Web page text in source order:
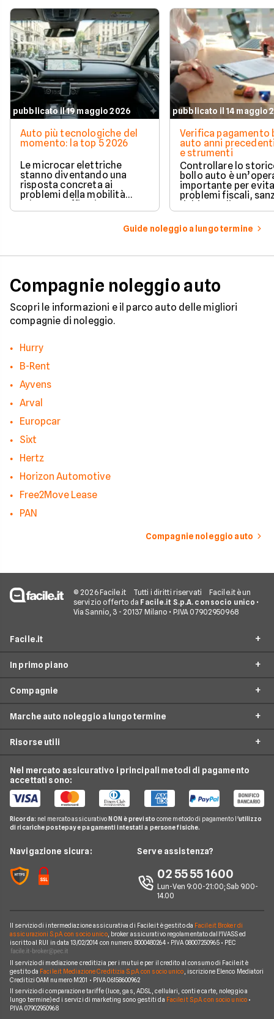
pubblicato il 19 maggio 2026
Auto più tecnologiche del
momento: la top 5 2026
Le microcar elettriche
stanno diventando una
risposta concreta ai
problemi della mobilità
urbana: traffico intenso,
parcheggi limitati e costi di
gestione sempre più alti.
pubblicato il 14 maggio
Verifica pagamento
auto anni
e strumenti
Controllare lo
bollo auto è
importante per
problemi fiscali,
richieste di
inattese.
Guide noleggio a lungo termine
Compagnie noleggio auto
Scopri le informazioni e il parco auto delle migliori
compagnie di noleggio.
Hurry
B-Rent
Ayvens
Arval
Europcar
Sixt
Hertz
Horizon Automotive
Free2Move Lease
PAN
Compagnie noleggio auto
© 2026 Facile.it Tutti i diritti riservati
Facile.it è un
servizio offerto da Facile.it S.p.A. con socio unico •
Via Sannio, 3 - 20137 Milano • P.IVA 07902950968
Facile.it
Assicurazioni
Prestiti
Mutui
Conti e Carte
Telefonia Mobile
Pay TV
Noleggio Lungo Termine
News
Chi siamo
Perché scegliere Facile.it
Mappa del sito
In primo piano
Noleggio lungo termine
City Car Noleggio lungo termine
Noleggio SUV
Noleggio monovolume
Compagnie
Arval
Leasys
LeasePlan
B-rent
Athlon
Program
Horizon Automotive
Marche auto noleggio a lungo termine
BMW
Citroen
Fiat
Ford
Mercedes
Nissan
Peugeot
Volkswagen
Risorse utili
Guide noleggio auto
News noleggio auto
Nel mercato assicurativo i principali metodi di pagamento
accettati sono:
Ricorda: nel mercato assicurativoNON è previsto come metodo di pagamento l'utilizzo
di ricariche postepay e pagamenti intestati a persone fisiche.
Navigazione sicura: Serve assistenza?
02 55 55 1600
Lun-Ven 9:00-21:00; Sab 9.00-
14.00
Il servizio di intermediazione assicurativa di Facile.it è gestito da Facile.it Broker di
assicurazioni S.p.A. con socio unico, broker assicurativo regolamentato dall'IVASS ed
iscritto al RUI in data 13/02/2014 con numero B000480264 • P.IVA 08007250965 • PEC
Il servizio di mediazione creditizia per i mutui e per il credito al consumo di Facile.it è
gestito da Facile.it Mediazione Creditizia S.p.A. con socio unico, iscrizione Elenco Mediatori
Creditizi OAM numero M201 • P.IVA 06158600962
Il servizio di comparazione tariffe (luce, gas, ADSL, cellulari, conti e carte, noleggio a
lungo termine) ed i servizi di marketing sono gestiti da Facile.it S.p.A. con socio unico•
P.IVA 07902950968